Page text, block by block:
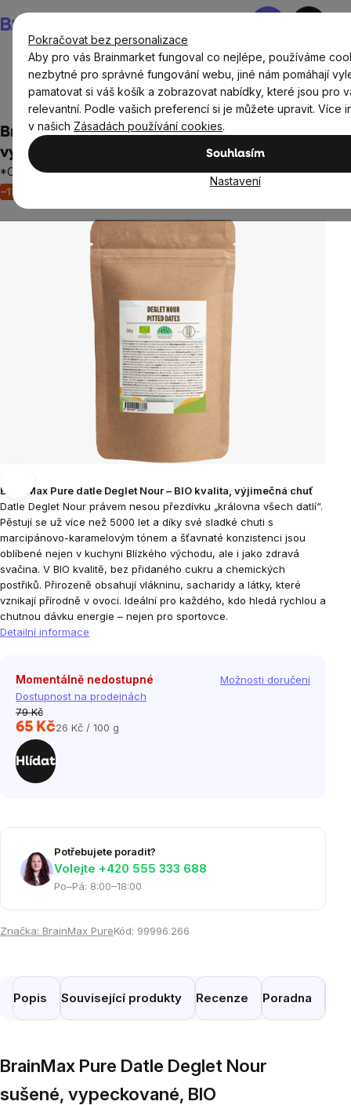
Pokračovat bez personalizace
Aby pro vás Brainmarket fungoval co nejlépe, používáme
nezbytné pro správné fungování webu, jiné nám pomáhají
pamatovat si váš košík a zobrazovat nabídky, které jsou pro
relevantní. Podle vašich preferencí si je můžete upravit. Více
v našich Zásadách používání cookies.
Souhlasím
Nastavení
na
obsah
Nákupní
Potraviny Sušené plody Sušené ovoce a zelenina
BrainMax Pure® Datle Deglet Nour, sušené
vypeckované, BIO, 250 g
*CZ-BIO-001 certifikát, EXP. 30.04.2025
–17 %
produktu
hvězdiček.
BrainMax Pure datle Deglet Nour – BIO kvalita, výjimečná chuť
Datle Deglet Nour právem nesou přezdívku „královna všech datlí“.
Pěstují se už více než 5000 let a díky své sladké chuti s
marcipánovo-karamelovým tónem a šťavnaté konzistenci jsou
oblíbené nejen v kuchyni Blízkého východu, ale i jako zdravá
svačina. V BIO kvalitě, bez přidaného cukru a chemických
postřiků. Přirozeně obsahují vlákninu, sacharidy a látky, které
vznikají přírodně v ovoci. Ideální pro každého, kdo hledá rychlou a
chutnou dávku energie – nejen pro sportovce.
Detailní informace
Momentálně nedostupné
Dostupnost na prodejnách
Možnosti doručení
79 Kč
65 KčMěrná
26 Kč / 100 g
Hlídat
Potřebujete poradit?
Volejte ‭+420 555 333 688
Po–Pá: 8:00–18:00
Značka: BrainMax PureKód: 99996.266
Popis Související produkty Recenze Poradna
BrainMax Pure Datle Deglet Nour
sušené, vypeckované, BIO